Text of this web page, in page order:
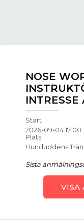
NOSE
Start
2026-09-04 17:00
Plats
Hunduddens
Sista
VISA